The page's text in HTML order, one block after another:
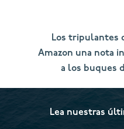
Los tripulantes
Amazon una nota
a los buques
Lea nuestras